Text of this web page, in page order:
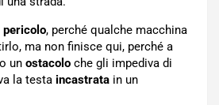
pericolo, perché qualche macchina
ma non finisce qui, perché a
un ostacolo che gli impediva di
la testa incastrata in un